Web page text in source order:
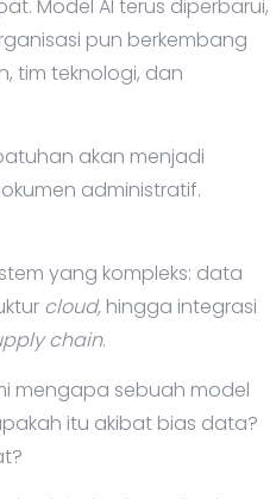
Model AI terus diperbarui,
pun berkembang
tim teknologi, dan
akan menjadi
administratif.
yang kompleks: data
cloud, hingga integrasi
chain.
mengapa sebuah model
itu akibat bias data?